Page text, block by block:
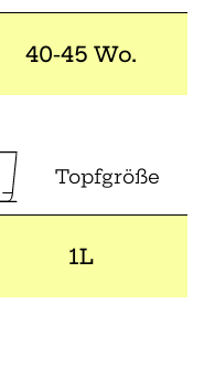
40-45 Wo.
Topfgröße
1L